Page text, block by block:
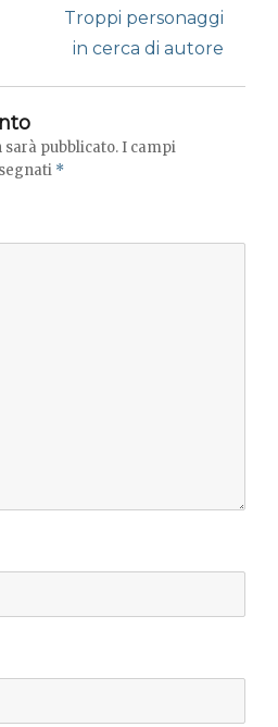
Next
post:
Troppi personaggi
in cerca di autore
pubblicato. I campi
*